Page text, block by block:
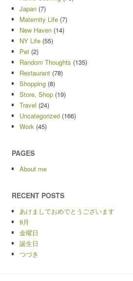
Japan (7)
Maternity Life (7)
New Haven (14)
NY Life (55)
Pet (2)
Random Thoughts (135)
Restaurant (78)
Shopping (8)
Store, Shop (19)
Travel (24)
Uncategorized (166)
Work (45)
PAGES
About me
RECENT POSTS
あけましておめでとうございます
9月
金曜日
誕生日
つづき